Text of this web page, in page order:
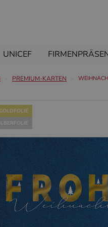
UNICEF
PREMIUM-KARTEN